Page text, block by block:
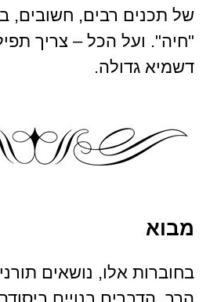
של תכנים רבים, חשובים,
"חיה". ועל הכל – צריך
דשמיא גדולה.
מבוא
בחוברות אלו, נושאים